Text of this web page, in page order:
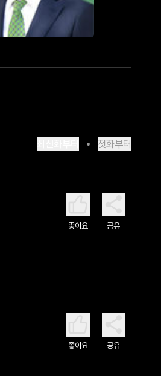
첫화부터
좋아요 공유
좋아요 공유